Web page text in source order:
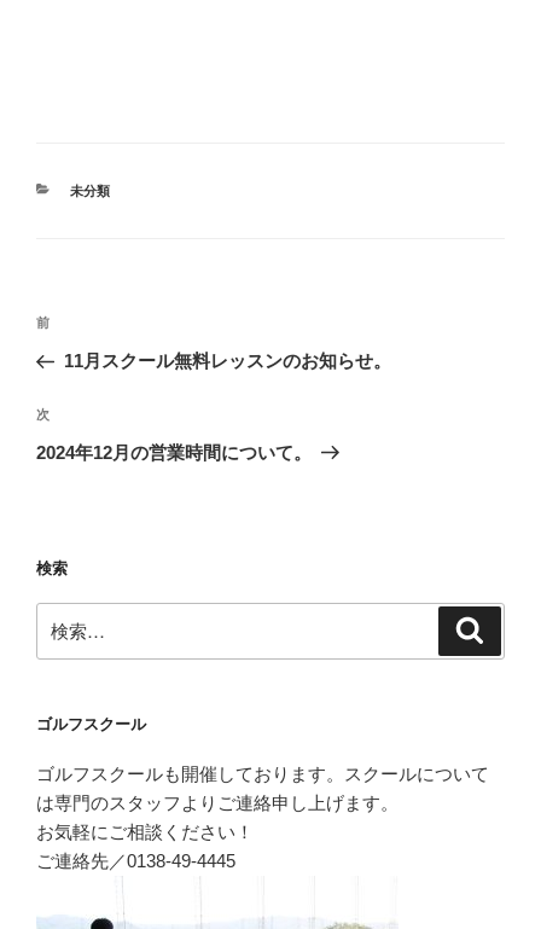
カ
未分類
投
ナ
ビ
ゲ
ン
前
の
稿
前
11月スクール無料レッスンのお知らせ。
次
の
次
2024年12月の営業時間について。
検索
索:
ゴルフスクール
ゴルフスクールも開催しております。スクールについて
は専門のスタッフよりご連絡申し上げます。
お気軽にご相談ください！
ご連絡先／0138-49-4445